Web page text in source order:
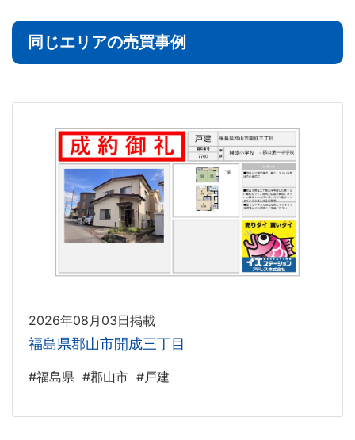
同じエリアの売買事例
2026年08月03日掲載
福島県郡山市開成三丁目
#福島県 #郡山市 #戸建